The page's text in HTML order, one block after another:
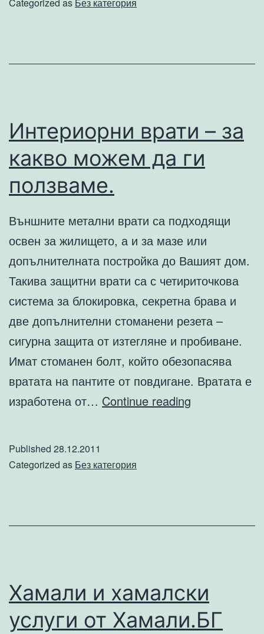
Categorized as Без категория
Интериорни врати – за
какво можем да ги
ползваме.
Външните метални врати са подходящи
освен за жилището, а и за мазе или
допълнителната постройка до Вашият дом.
Такива защитни врати са с четириточкова
система за блокировка, секретна брава и
две допълнителни стоманени резета –
сигурна защита от изтегляне и пробиване.
Имат стоманен болт, който обезопасява
вратата на пантите от повдигане. Вратата е
изработена от… Continue reading
Published 28.12.2011
Categorized as Без категория
Хамали и хамалски
услуги от Хамали.БГ